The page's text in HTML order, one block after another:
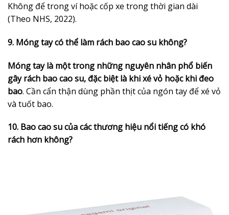
Không để trong ví hoặc cốp xe trong thời gian dài
(Theo NHS, 2022).
9. Móng tay có thể làm rách bao cao su không?
Móng tay là một trong những nguyên nhân phổ biến
gây rách bao cao su, đặc biệt là khi xé vỏ hoặc khi đeo
bao. Cần cẩn thận dùng phần thịt của ngón tay để xé vỏ
và tuốt bao.
10. Bao cao su của các thương hiệu nổi tiếng có khó
rách hơn không?